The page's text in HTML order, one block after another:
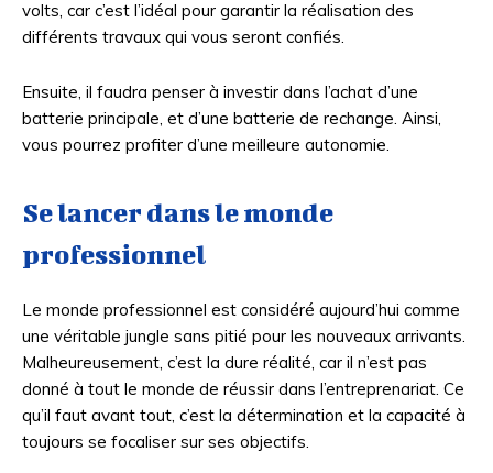
volts, car c’est l’idéal pour garantir la réalisation des
différents travaux qui vous seront confiés.
Ensuite, il faudra penser à investir dans l’achat d’une
batterie principale, et d’une batterie de rechange. Ainsi,
vous pourrez profiter d’une meilleure autonomie.
Se lancer dans le monde
professionnel
Le monde professionnel est considéré aujourd’hui comme
une véritable jungle sans pitié pour les nouveaux arrivants.
Malheureusement, c’est la dure réalité, car il n’est pas
donné à tout le monde de réussir dans l’entreprenariat. Ce
qu’il faut avant tout, c’est la détermination et la capacité à
toujours se focaliser sur ses objectifs.